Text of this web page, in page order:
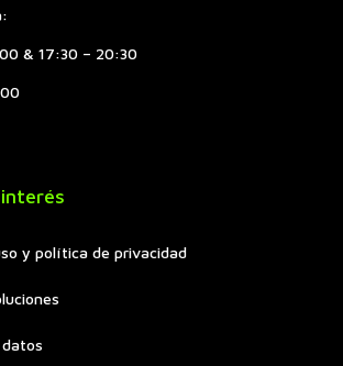
& 17:30 – 20:30
y política de privacidad